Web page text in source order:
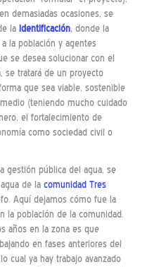
demasiadas ocasiones, se
la identificación, donde la
la población y agentes
se desea solucionar con el
se tratará de un proyecto
que sea viable, sostenible
(teniendo mucho cuidado
el fortalecimiento de
como sociedad civil o
gestión pública del agua, se
de la comunidad Tres
Aquí dejamos cómo fue la
la población de la comunidad.
años en la zona es que
en fases anteriores del
cual ya hay trabajo avanzado